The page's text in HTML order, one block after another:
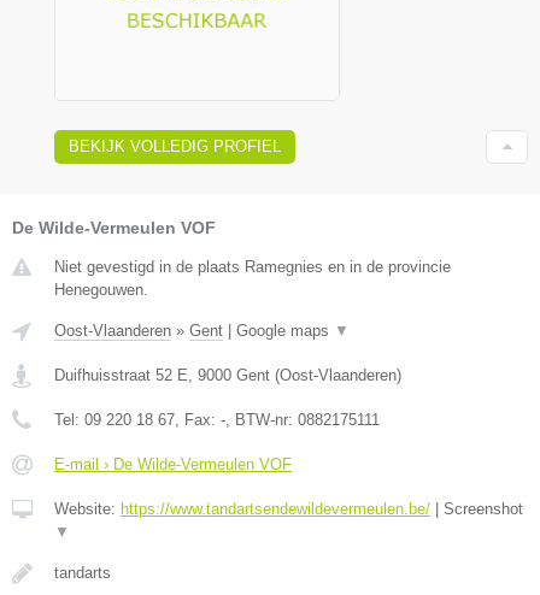
BEKIJK VOLLEDIG PROFIEL
De Wilde-Vermeulen VOF
Niet gevestigd in de plaats Ramegnies en in de provincie
Henegouwen.
Oost-Vlaanderen » Gent Google maps ▼
Duifhuisstraat 52 E, 9000 Gent (Oost-Vlaanderen)
Tel: 09 220 18 67, Fax: -, BTW-nr: 0882175111
E-mail › De Wilde-Vermeulen VOF
Website: https://www.tandartsendewildevermeulen.be/
Screenshot
▼
tandarts